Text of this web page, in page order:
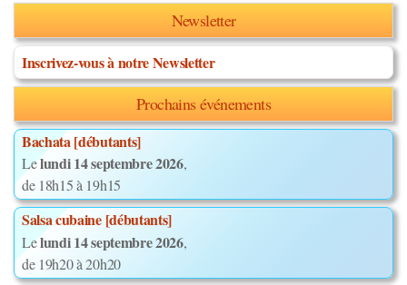
Newsletter
Inscrivez-vous à notre Newsletter
Prochains événements
Bachata [débutants]
Lelundi 14 septembre 2026,
de 18h15 à 19h15
Salsa cubaine [débutants]
Lelundi 14 septembre 2026,
de 19h20 à 20h20